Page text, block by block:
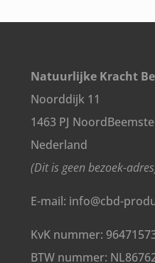
Natuurlijke Kracht
Noorddijk 11
1463 PJ
Nederland
(Dit is geen bezoek-
E-mail: info@cbd-
KvK nummer:
BTW nummer: